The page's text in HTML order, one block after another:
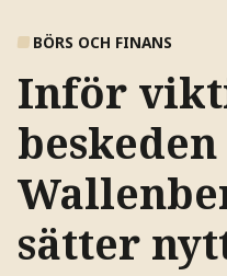
BÖRS OCH FINANS
Inför
beskeden
sätter